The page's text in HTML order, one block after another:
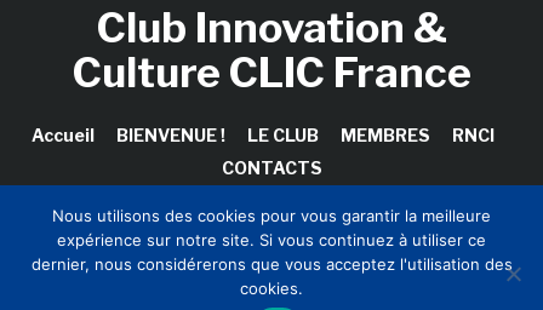
Club Innovation &
Culture CLIC France
Accueil BIENVENUE ! LE CLUB MEMBRES
RNCI
CONTACTS
Copyright © 2026 Club Innovation & Culture CLIC France /
Sinapses Conseils
Nous utilisons des cookies pour vous garantir la meilleure
expérience sur notre site. Si vous continuez à utiliser ce
dernier, nous considérerons que vous acceptez l'utilisation des
cookies.